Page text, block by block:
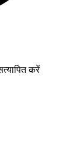
करें